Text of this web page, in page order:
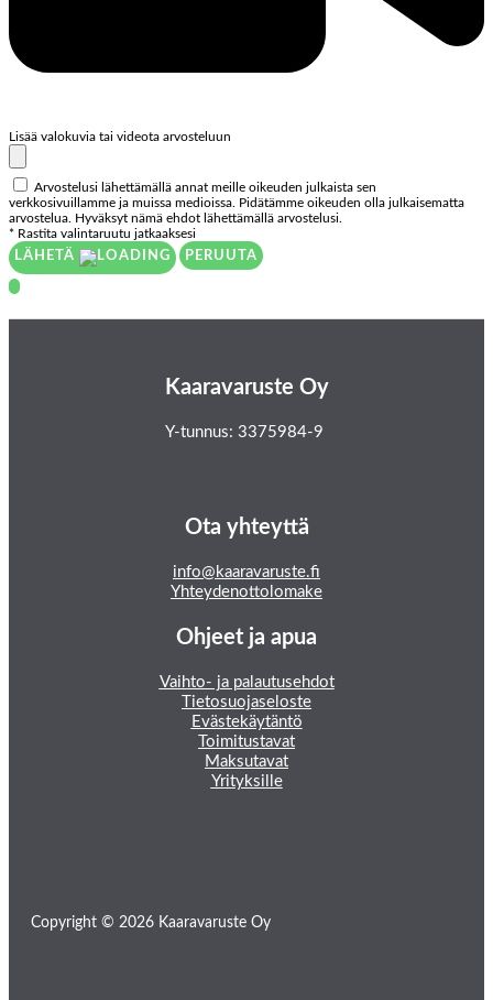
Lisää valokuvia tai videota arvosteluun
Arvostelusi lähettämällä annat meille oikeuden julkaista sen
verkkosivuillamme ja muissa medioissa. Pidätämme oikeuden olla julkaisematta
arvostelua. Hyväksyt nämä ehdot lähettämällä arvostelusi.
* Rastita valintaruutu jatkaaksesi
LÄHETÄ
PERUUTA
Kaaravaruste Oy
Y-tunnus: 3375984-9
Ota yhteyttä
info@kaaravaruste.fi
Yhteydenottolomake
Ohjeet ja apua
Vaihto- ja palautusehdot
Tietosuojaseloste
Evästekäytäntö
Toimitustavat
Maksutavat
Yrityksille
Copyright © 2026 Kaaravaruste Oy